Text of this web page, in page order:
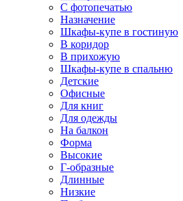
С фотопечатью
Назначение
Шкафы-купе в гостиную
В коридор
В прихожую
Шкафы-купе в спальню
Детские
Офисные
Для книг
Для одежды
На балкон
Форма
Высокие
Г-образные
Длинные
Низкие